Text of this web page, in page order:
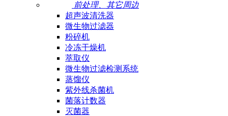
前处理、其它周边
超声波清洗器
微生物过滤器
粉碎机
冷冻干燥机
萃取仪
微生物过滤检测系统
蒸馏仪
紫外线杀菌机
菌落计数器
灭菌器